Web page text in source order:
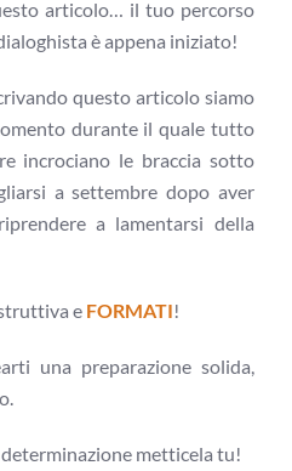
articolo… il tuo percorso
è appena iniziato!
questo articolo siamo
durante il quale tutto
incrociano le braccia sotto
a settembre dopo aver
a lamentarsi della
e FORMATI!
una preparazione solida,
determinazione metticela tu!